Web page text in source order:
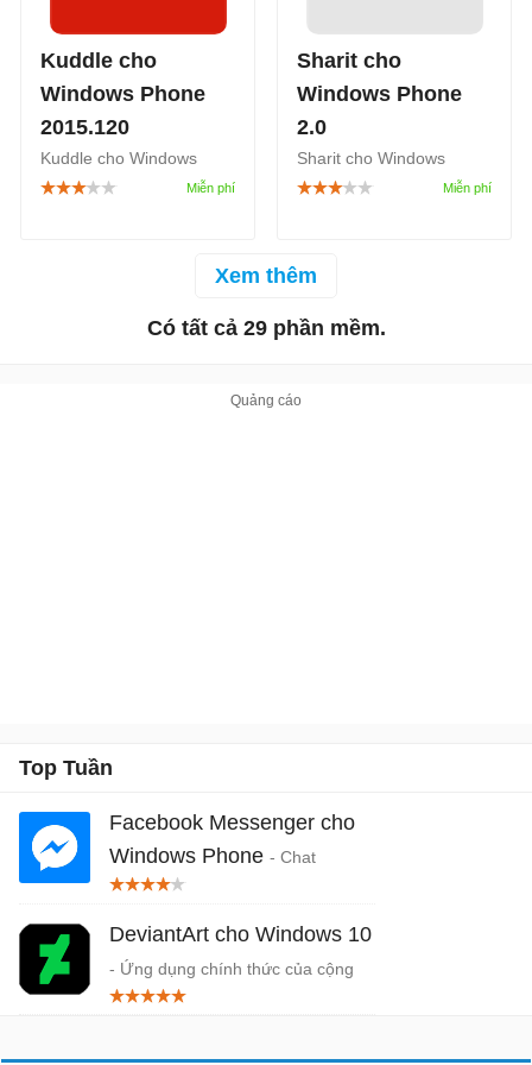
Kuddle cho
Windows Phone
2015.120
Kuddle cho Windows
Phone là mạng xã hội
sức sáng tạo, chia sẻ mà
Sharit cho
Windows Phone
2.0
Sharit cho Windows
Phone là ứng dụng chia
hội cùng lúc.
Xem thêm
Có tất cả 29 phần mềm.
Top Tuần
Facebook Messenger cho
Windows Phone - Chat
Facebook miễn phí trên Windows
Phone
DeviantArt cho Windows 10
- Ứng dụng chính thức của cộng
đồng nghệ sĩ DeviantArt